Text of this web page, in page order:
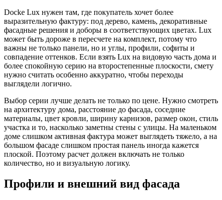
Docke Lux нужен там, где покупатель хочет более
выразительную фактуру: под дерево, камень, декоративные
фасадные решения и доборы в соответствующих цветах. Lux
может быть дороже в пересчете на комплект, потому что
важны не только панели, но и углы, профили, софиты и
совпадение оттенков. Если взять Lux на видовую часть дома и
более спокойную серию на второстепенные плоскости, смету
нужно считать особенно аккуратно, чтобы переходы
выглядели логично.
Выбор серии лучше делать не только по цене. Нужно смотреть
на архитектуру дома, расстояние до фасада, соседние
материалы, цвет кровли, ширину карнизов, размер окон, стиль
участка и то, насколько заметны стены с улицы. На маленьком
доме слишком активная фактура может выглядеть тяжело, а на
большом фасаде слишком простая панель иногда кажется
плоской. Поэтому расчет должен включать не только
количество, но и визуальную логику.
Профили и внешний вид фасада